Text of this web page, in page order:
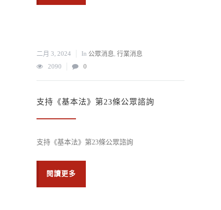
二月 3, 2024 In 公眾消息, 行業消息
2090
0
支持《基本法》第23條公眾諮詢
支持《基本法》第23條公眾諮詢
閱讀更多